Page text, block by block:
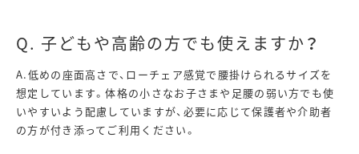
Q. 子どもや高齢の方でも使えますか？
A.低めの座面高さで、ローチェア感覚で腰掛けられるサイズを
想定しています。体格の小さなお子さまや足腰の弱い方でも使
いやすいよう配慮していますが、必要に応じて保護者や介助者
の方が付き添ってご利用ください。